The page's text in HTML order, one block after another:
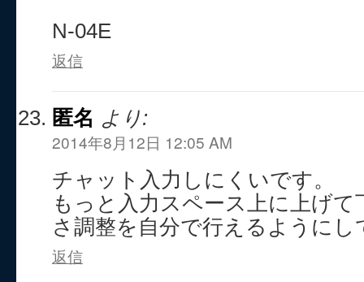
N-04E
返信
匿名 より:
2014年8月12日 12:05 AM
チャット入力しにくいです。
もっと入力スペース上に上げ
さ調整を自分で行えるようにし
返信